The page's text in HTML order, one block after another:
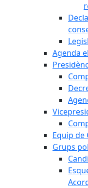
Agenda
Equip de
Grups